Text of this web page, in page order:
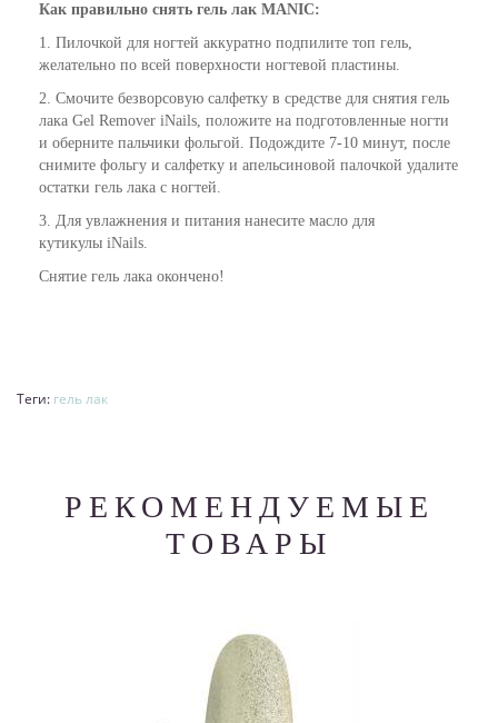
Как правильно снять гель лак MANIC:
1. Пилочкой для ногтей аккуратно подпилите топ гель,
желательно по всей поверхности ногтевой пластины.
2. Смочите безворсовую салфетку в средстве для снятия гель
лака Gel Remover iNails, положите на подготовленные ногти
и оберните пальчики фольгой. Подождите 7-10 минут, после
снимите фольгу и салфетку и апельсиновой палочкой удалите
остатки гель лака с ногтей.
3. Для увлажнения и питания нанесите масло для
кутикулы iNails.
Снятие гель лака окончено!
Теги: гель лак
РЕКОМЕНДУЕМЫЕ
ТОВАРЫ